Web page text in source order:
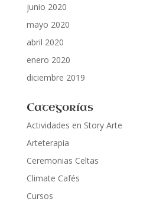
junio 2020
mayo 2020
abril 2020
enero 2020
diciembre 2019
Categorías
Actividades en Story Arte
Arteterapia
Ceremonias Celtas
Climate Cafés
Cursos